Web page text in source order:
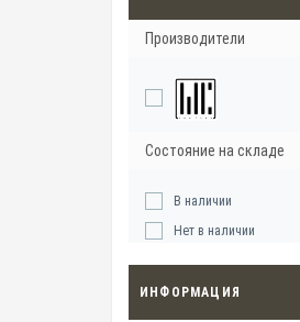
Производители
Состояние на складе
В наличии
Нет в наличии
ИНФОРМАЦИЯ